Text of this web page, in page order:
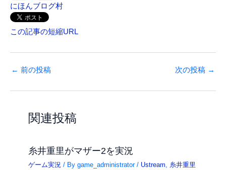
にほんブログ村
この記事の短縮URL
← 前の投稿 次の投稿 →
関連投稿
糸井重里がマザー2を実況
ゲーム実況 / Bygame_administrator/ Ustream, 糸井重里